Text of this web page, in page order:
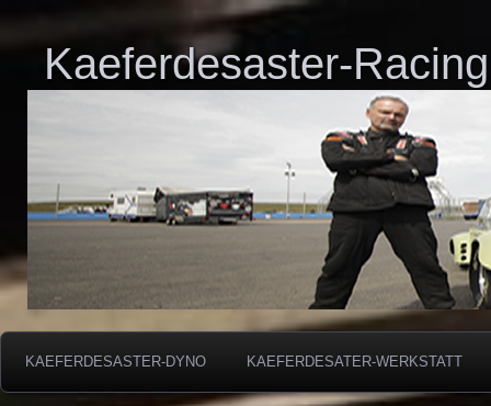
Kaeferdesaster-Racing
KAEFERDESASTER-DYNO KAEFERDESATER-WERKSTATT